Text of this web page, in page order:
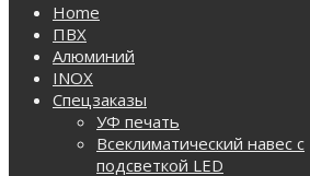
Home
ПВХ
Алюминий
INOX
Спецзаказы
УФ печать
Всеклиматический навес с
подсветкой LED